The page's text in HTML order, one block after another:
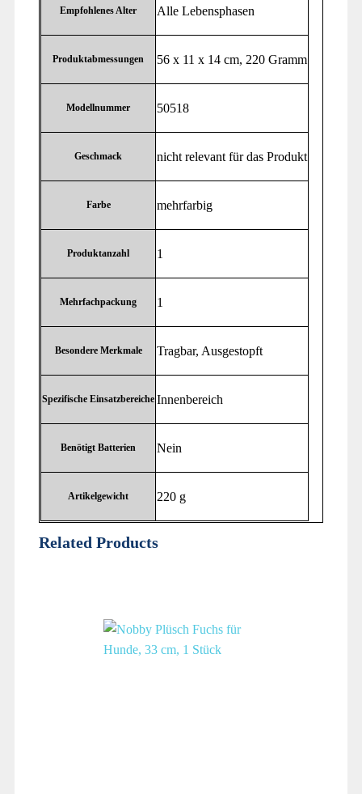
Empfohlenes Alter ‎Alle Lebensphasen
Produktabmessungen ‎56 x 11 x 14 cm, 220 Gramm
Modellnummer ‎50518
Geschmack ‎nicht relevant für das Produkt
Farbe ‎mehrfarbig
Produktanzahl ‎1
Mehrfachpackung ‎1
Besondere Merkmale ‎Tragbar, Ausgestopft
Spezifische Einsatzbereiche ‎Innenbereich
Benötigt Batterien ‎Nein
Artikelgewicht ‎220 g
Related Products